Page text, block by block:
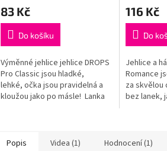
produktu
je
5,0
z
5
hvězdiček.
83 Kč
Do košíku
Výměnné jehlice jehlice DROPS
Pro Classic jsou hladké,
lehké, očka jsou pravidelná a
kloužou jako po másle! Lanka
produktu
je
5,0
z
5
hvězdiček.
116 Kč
Do
Jehlice a
Romance
za skvělou
bez lanek,
Popis Videa (1) Hodnocení (1)